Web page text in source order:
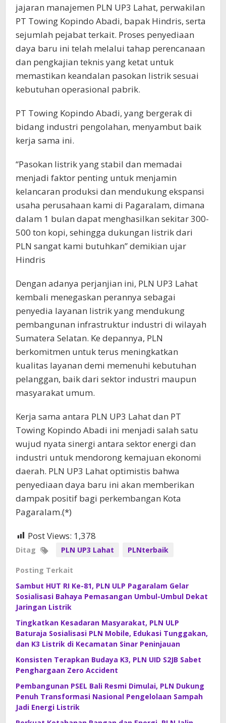
jajaran manajemen PLN UP3 Lahat, perwakilan
PT Towing Kopindo Abadi, bapak Hindris, serta
sejumlah pejabat terkait. Proses penyediaan
daya baru ini telah melalui tahap perencanaan
dan pengkajian teknis yang ketat untuk
memastikan keandalan pasokan listrik sesuai
kebutuhan operasional pabrik.
PT Towing Kopindo Abadi, yang bergerak di
bidang industri pengolahan, menyambut baik
kerja sama ini.
“Pasokan listrik yang stabil dan memadai
menjadi faktor penting untuk menjamin
kelancaran produksi dan mendukung ekspansi
usaha perusahaan kami di Pagaralam, dimana
dalam 1 bulan dapat menghasilkan sekitar 300-
500 ton kopi, sehingga dukungan listrik dari
PLN sangat kami butuhkan” demikian ujar
Hindris
Dengan adanya perjanjian ini, PLN UP3 Lahat
kembali menegaskan perannya sebagai
penyedia layanan listrik yang mendukung
pembangunan infrastruktur industri di wilayah
Sumatera Selatan. Ke depannya, PLN
berkomitmen untuk terus meningkatkan
kualitas layanan demi memenuhi kebutuhan
pelanggan, baik dari sektor industri maupun
masyarakat umum.
Kerja sama antara PLN UP3 Lahat dan PT
Towing Kopindo Abadi ini menjadi salah satu
wujud nyata sinergi antara sektor energi dan
industri untuk mendorong kemajuan ekonomi
daerah. PLN UP3 Lahat optimistis bahwa
penyediaan daya baru ini akan memberikan
dampak positif bagi perkembangan Kota
Pagaralam.(*)
Post Views: 1,378
Ditag PLN UP3 Lahat PLNterbaik
Posting Terkait
Sambut HUT RI Ke-81, PLN ULP Pagaralam Gelar
Sosialisasi Bahaya Pemasangan Umbul-Umbul Dekat
Jaringan Listrik
Tingkatkan Kesadaran Masyarakat, PLN ULP
Baturaja Sosialisasi PLN Mobile, Edukasi Tunggakan,
dan K3 Listrik di Kecamatan Sinar Peninjauan
Konsisten Terapkan Budaya K3, PLN UID S2JB Sabet
Penghargaan Zero Accident
Pembangunan PSEL Bali Resmi Dimulai, PLN Dukung
Penuh Transformasi Nasional Pengelolaan Sampah
Jadi Energi Listrik